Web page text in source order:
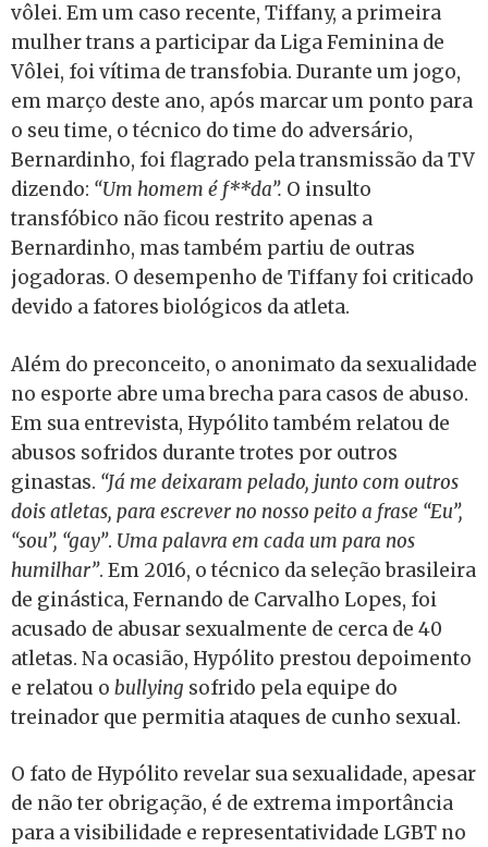
vôlei. Em um caso recente, Tiffany, a primeira
mulher trans a participar da Liga Feminina de
Vôlei, foi vítima de transfobia. Durante um jogo,
em março deste ano, após marcar um ponto para
o seu time, o técnico do time do adversário,
Bernardinho, foi flagrado pela transmissão da TV
dizendo: “Um homem é f**da”. O insulto
transfóbico não ficou restrito apenas a
Bernardinho, mas também partiu de outras
jogadoras. O desempenho de Tiffany foi criticado
devido a fatores biológicos da atleta.
Além do preconceito, o anonimato da sexualidade
no esporte abre uma brecha para casos de abuso.
Em sua entrevista, Hypólito também relatou de
abusos sofridos durante trotes por outros
ginastas. “Já me deixaram pelado, junto com outros
dois atletas, para escrever no nosso peito a frase “Eu”,
“sou”, “gay”. Uma palavra em cada um para nos
humilhar”. Em 2016, o técnico da seleção brasileira
de ginástica, Fernando de Carvalho Lopes, foi
acusado de abusar sexualmente de cerca de 40
atletas. Na ocasião, Hypólito prestou depoimento
e relatou o bullying sofrido pela equipe do
treinador que permitia ataques de cunho sexual.
O fato de Hypólito revelar sua sexualidade, apesar
de não ter obrigação, é de extrema importância
para a visibilidade e representatividade LGBT no